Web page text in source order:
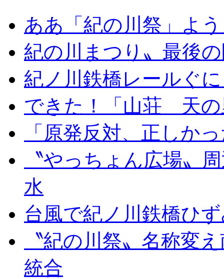
ああ「紀の川祭」よ
紀の川まつり〟最後
紀ノ川鉄橋レールぐ
できた！「山荘 天の
「原発反対、正しか
〝やっちょん広場〟
水
台風で紀ノ川鉄橋ひ
〝紀の川祭〟名称変
統合